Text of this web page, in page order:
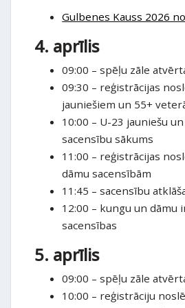
Gulbenes Kauss 2026
4. aprīlis
09:00 – spēļu zāle
09:30 – reģistrācijas
jauniešiem un 55+
10:00 – U-23 jauniešu
sacensību sākums
11:00 – reģistrācijas
dāmu sacensībām
11:45 – sacensību
12:00 – kungu un dāmu
sacensības
5. aprīlis
09:00 – spēļu zāle
10:00 – reģistrāciju